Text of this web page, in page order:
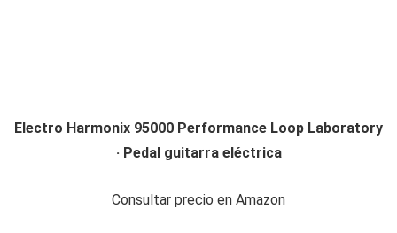
Electro Harmonix 95000 Performance Loop Laboratory
· Pedal guitarra eléctrica
Consultar precio en Amazon